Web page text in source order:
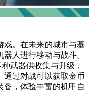
戏。在未来的城市与基
人进行移动与战斗。
武器供收集与升级，
通过对战可以获取金币
备，体验丰富的机甲自